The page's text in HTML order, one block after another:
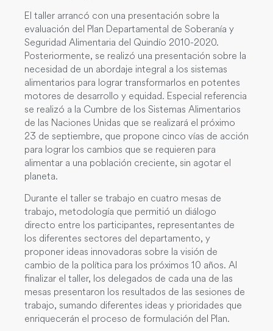
El taller arrancó con una presentación sobre la
evaluación del Plan Departamental de Soberanía y
Seguridad Alimentaria del Quindío 2010-2020.
Posteriormente, se realizó una presentación sobre la
necesidad de un abordaje integral a los sistemas
alimentarios para lograr transformarlos en potentes
motores de desarrollo y equidad. Especial referencia
se realizó a la Cumbre de los Sistemas Alimentarios
de las Naciones Unidas que se realizará el próximo
23 de septiembre, que propone cinco vías de acción
para lograr los cambios que se requieren para
alimentar a una población creciente, sin agotar el
planeta.
Durante el taller se trabajo en cuatro mesas de
trabajo, metodología que permitió un diálogo
directo entre los participantes, representantes de
los diferentes sectores del departamento, y
proponer ideas innovadoras sobre la visión de
cambio de la política para los próximos 10 años. Al
finalizar el taller, los delegados de cada una de las
mesas presentaron los resultados de las sesiones de
trabajo, sumando diferentes ideas y prioridades que
enriquecerán el proceso de formulación del Plan.